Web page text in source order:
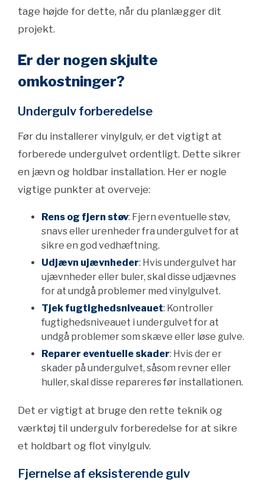
tage højde for dette, når du planlægger dit
projekt.
Er der nogen skjulte
omkostninger?
Undergulv forberedelse
Før du installerer vinylgulv, er det vigtigt at
forberede undergulvet ordentligt. Dette sikrer
en jævn og holdbar installation. Her er nogle
vigtige punkter at overveje:
Rens og fjern støv: Fjern eventuelle støv,
snavs eller urenheder fra undergulvet for at
sikre en god vedhæftning.
Udjævn ujævnheder: Hvis undergulvet har
ujævnheder eller buler, skal disse udjævnes
for at undgå problemer med vinylgulvet.
Tjek fugtighedsniveauet: Kontroller
fugtighedsniveauet i undergulvet for at
undgå problemer som skæve eller løse gulve.
Reparer eventuelle skader: Hvis der er
skader på undergulvet, såsom revner eller
huller, skal disse repareres før installationen.
Det er vigtigt at bruge den rette teknik og
værktøj til undergulv forberedelse for at sikre
et holdbart og flot vinylgulv.
Fjernelse af eksisterende gulv